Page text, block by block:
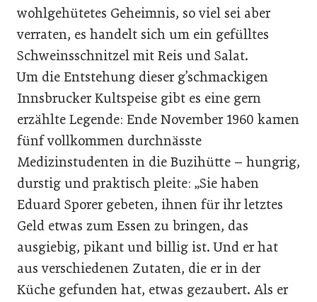
wohlgehütetes Geheimnis, so viel sei aber
verraten, es handelt sich um ein gefülltes
Schweinsschnitzel mit Reis und Salat.
Um die Entstehung dieser g’schmackigen
Innsbrucker Kult­speise gibt es eine gern
erzählte Legende: Ende November 1960 kamen
fünf vollkommen durchnässte
Medizinstudenten in die Buzihütte – hungrig,
durstig und praktisch pleite: „Sie haben
Eduard Sporer gebeten, ihnen für ihr letztes
Geld etwas zum Essen zu bringen, das
ausgiebig, pikant und billig ist. Und er hat
aus verschiedenen Zutaten, die er in der
Küche gefunden hat, etwas gezaubert. Als er